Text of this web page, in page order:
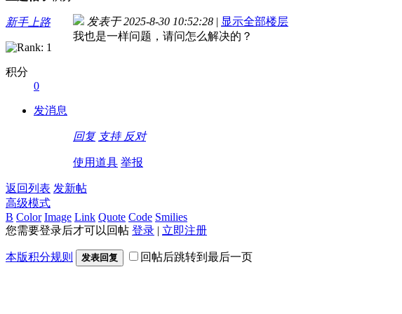
新手上路
积分
0
发消息
发表于 2025-8-30 10:52:28 | 显示全部楼层
我也是一样问题，请问怎么解决的？
回复 支持 反对
使用道具 举报
返回列表 发新帖
高级模式
B Color Image Link Quote Code Smilies
您需要登录后才可以回帖 登录 | 立即注册
本版积分规则 发表回复 回帖后跳转到最后一页